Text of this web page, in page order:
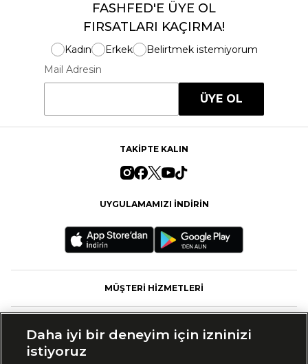
FASHFED'E ÜYE OL
FIRSATLARI KAÇIRMA!
Kadın Erkek
Belirtmek istemiyorum
Mail Adresin
ÜYE OL
TAKİPTE KALIN
UYGULAMAMIZI İNDİRİN
MÜŞTERİ HİZMETLERİ
Daha iyi bir deneyim için izninizi
istiyoruz